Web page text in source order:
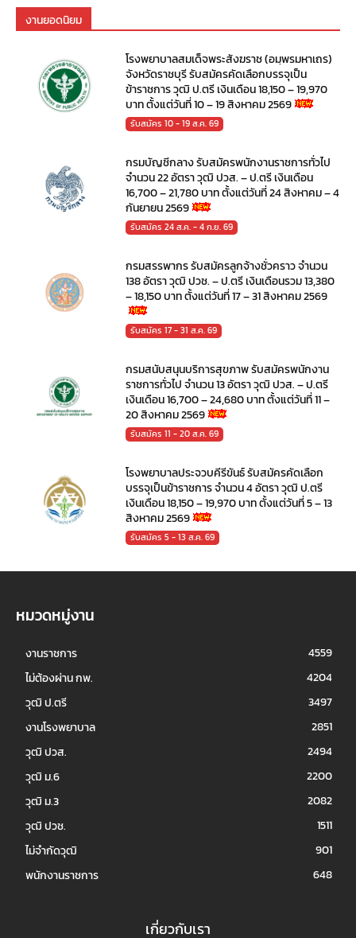
งานยอดนิยม
โรงพยาบาลสมเด็จพระสังฆราช (อมฺพรมหาเถร)
จังหวัดราชบุรี รับสมัครคัดเลือกบรรจุเป็น
ข้าราชการ วุฒิ ป.ตรี เงินเดือน 18,150 – 19,970
บาท ตั้งแต่วันที่ 10 – 19 สิงหาคม 2569
รับสมัคร 10 - 19 ส.ค. 69
กรมบัญชีกลาง รับสมัครพนักงานราชการทั่วไป
จำนวน 22 อัตรา วุฒิ ปวส. – ป.ตรี เงินเดือน
16,700 – 21,780 บาท ตั้งแต่วันที่ 24 สิงหาคม – 4
กันยายน 2569
รับสมัคร 24 ส.ค. - 4 ก.ย. 69
กรมสรรพากร รับสมัครลูกจ้างชั่วคราว จำนวน
138 อัตรา วุฒิ ปวช. – ป.ตรี เงินเดือนรวม 13,380
– 18,150 บาท ตั้งแต่วันที่ 17 – 31 สิงหาคม 2569
รับสมัคร 17 - 31 ส.ค. 69
กรมสนับสนุนบริการสุขภาพ รับสมัครพนักงาน
ราชการทั่วไป จำนวน 13 อัตรา วุฒิ ปวส. – ป.ตรี
เงินเดือน 16,700 – 24,680 บาท ตั้งแต่วันที่ 11 –
20 สิงหาคม 2569
รับสมัคร 11 - 20 ส.ค. 69
โรงพยาบาลประจวบคีรีขันธ์ รับสมัครคัดเลือก
บรรจุเป็นข้าราชการ จำนวน 4 อัตรา วุฒิ ป.ตรี
เงินเดือน 18,150 – 19,970 บาท ตั้งแต่วันที่ 5 – 13
สิงหาคม 2569
รับสมัคร 5 - 13 ส.ค. 69
หมวดหมู่งาน
งานราชการ
4559
ไม่ต้องผ่าน กพ.
4204
วุฒิ ป.ตรี
3497
งานโรงพยาบาล
2851
วุฒิ ปวส.
2494
วุฒิ ม.6
2200
วุฒิ ม.3
2082
วุฒิ ปวช.
1511
ไม่จำกัดวุฒิ
901
พนักงานราชการ
648
เกี่ยวกับเรา